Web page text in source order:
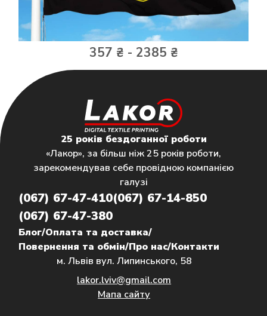
357 ₴ - 2385 ₴
25 років бездоганної роботи
«Лакор», за більш ніж 25 років роботи,
зарекомендував себе провідною компанією
галузі
(067) 67-47-410(067) 67-14-850
(067) 67-47-380
Блог/Оплата та доставка/
Повернення та обмін/Про нас/Контакти
м. Львів вул. Липинського, 58
lakor.lviv@gmail.com
Мапа сайту